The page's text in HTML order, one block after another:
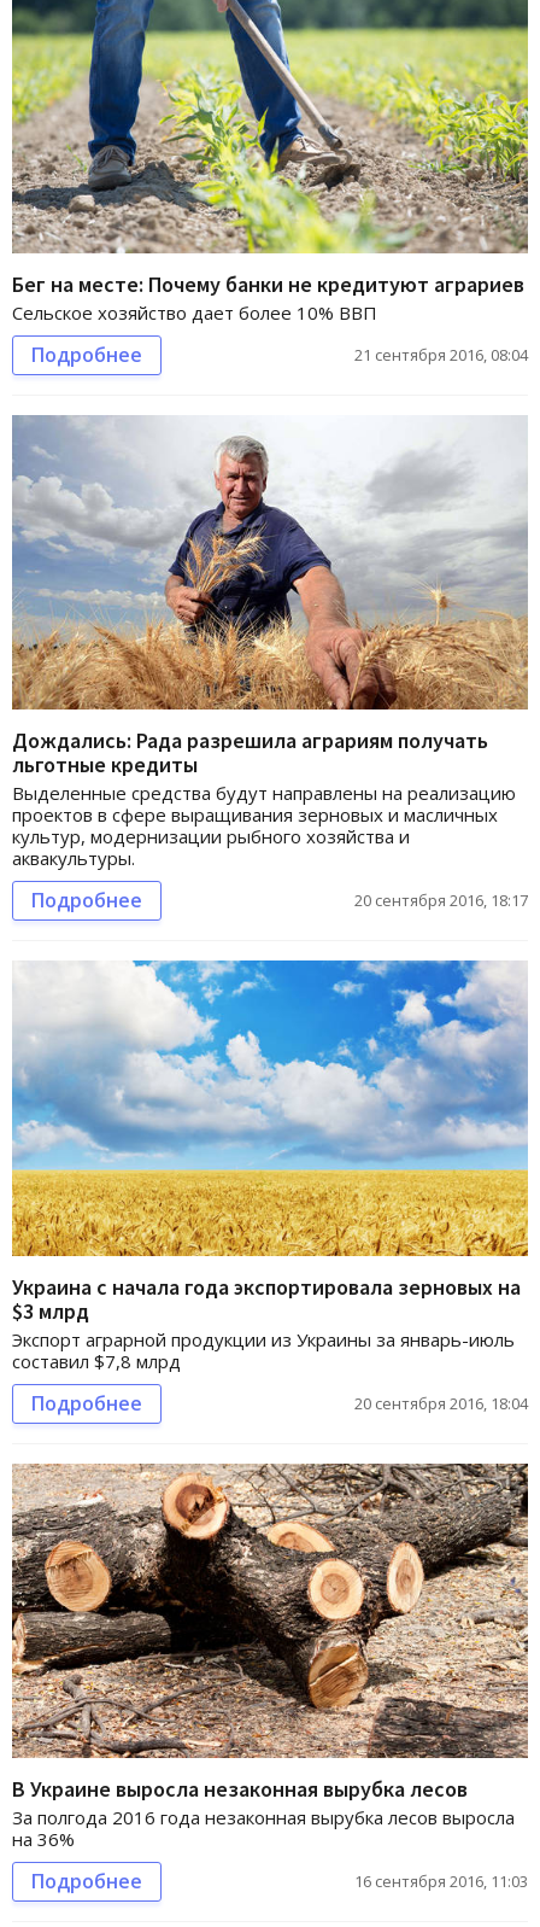
Бег на месте: Почему банки не кредитуют аграриев
Сельское хозяйство дает более 10% ВВП
Подробнее 21 сентября 2016, 08:04
Дождались: Рада разрешила аграриям получать
льготные кредиты
Выделенные средства будут направлены на реализацию
проектов в сфере выращивания зерновых и масличных
культур, модернизации рыбного хозяйства и
аквакультуры.
Подробнее 20 сентября 2016, 18:17
Украина с начала года экспортировала зерновых на
$3 млрд
Экспорт аграрной продукции из Украины за январь-июль
составил $7,8 млрд
Подробнее 20 сентября 2016, 18:04
В Украине выросла незаконная вырубка лесов
За полгода 2016 года незаконная вырубка лесов выросла
на 36%
Подробнее 16 сентября 2016, 11:03